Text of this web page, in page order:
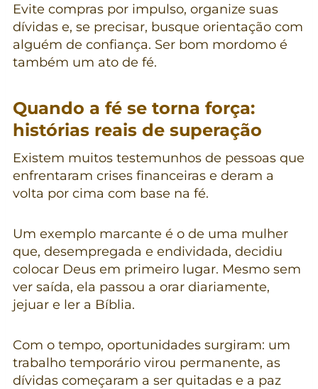
Evite compras por impulso, organize suas
dívidas e, se precisar, busque orientação com
alguém de confiança. Ser bom mordomo é
também um ato de fé.
Quando a fé se torna força:
histórias reais de superação
Existem muitos testemunhos de pessoas que
enfrentaram crises financeiras e deram a
volta por cima com base na fé.
Um exemplo marcante é o de uma mulher
que, desempregada e endividada, decidiu
colocar Deus em primeiro lugar. Mesmo sem
ver saída, ela passou a orar diariamente,
jejuar e ler a Bíblia.
Com o tempo, oportunidades surgiram: um
trabalho temporário virou permanente, as
dívidas começaram a ser quitadas e a paz